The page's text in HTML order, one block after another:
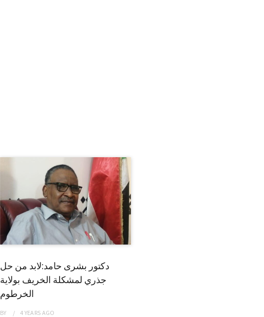
دكتور بشرى حامد:لابد من حل
جذري لمشكلة الخريف بولاية
الخرطوم
BY 4 YEARS AGO